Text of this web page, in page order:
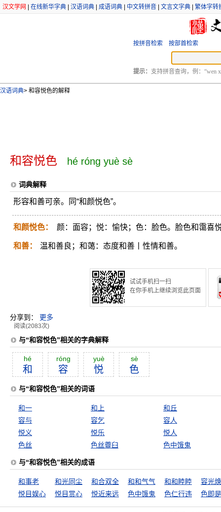
汉文学网 在线新华字典 汉语词典 成语词典 中文转拼音 文言文字典 繁体字转
按拼音检索 按部首检索
提示： 支持拼音查询，例：“wen
汉语词典> 和容悦色的解释
和容悦色 hé róng yuè sè
词典解释
形容和善可亲。同“和颜悦色”。
和颜悦色： 颜：面容；悦：愉快；色：脸色。脸色和霭喜
和善： 温和善良；和蔼：态度和善丨性情和善。
试试手机扫一扫
在你手机上继续浏览此页面
分享到： 更多
阅读(2083次)
与“和容悦色”相关的字典解释
hé
和
róng
容
yuè
悦
sè
色
与“和容悦色”相关的词语
和一 和上
和丘
容与
容乞
容人
悦义
悦乐
悦人
色丝
色丝虀臼 色中饿鬼
与“和容悦色”相关的成语
和事老 和光同尘 和合双全 和和气气 和和睦睦
容光
悦目娱心
悦目赏心 悦近来远 色中饿鬼 色仁行违 色即